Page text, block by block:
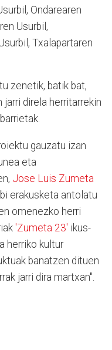
Ondarearen
Usurbil,
Txalapartaren
zenetik, batik bat,
direla herritarrekin
gauzatu izan
eta
Jose Luis Zumeta
erakusketa antolatu
omenezko herri
'Zumeta 23' ikus-
herriko kultur
banatzen dituen
jarri dira martxan".